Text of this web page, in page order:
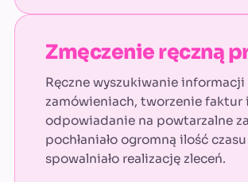
Zmęczenie ręczną
Ręczne wyszukiwanie informacji
zamówieniach, tworzenie faktur i
odpowiadanie na powtarzalne
pochłaniało ogromną ilość
spowalniało realizację zleceń.